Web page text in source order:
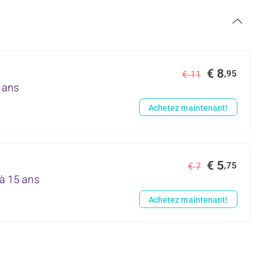
€ 11 € 8,95
Achetez maintenant!
15 ans
€ 7 € 5,75
Achetez maintenant!